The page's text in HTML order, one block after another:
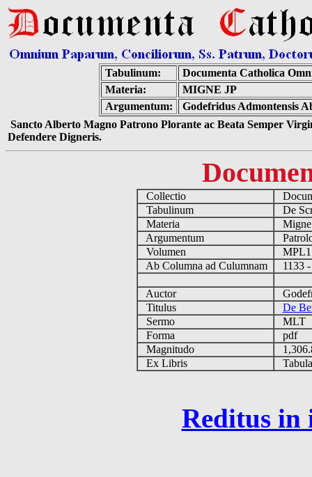
Tabulinum:
Documenta Catholica
Materia:
MIGNE JP
Argumentum:
Godefridus Admontensis
Sancto Alberto Magno Patrono Plorante ac Beata Semper
Defendere Digneris.
Collectio
Tabulinum
De
Materia
Argumentum
Volumen
Ab Columna ad Culumnam
1133
Auctor
Titulus
De
Sermo
MLT
Forma
pdf
Magnitudo
Ex Libris
Reditus in